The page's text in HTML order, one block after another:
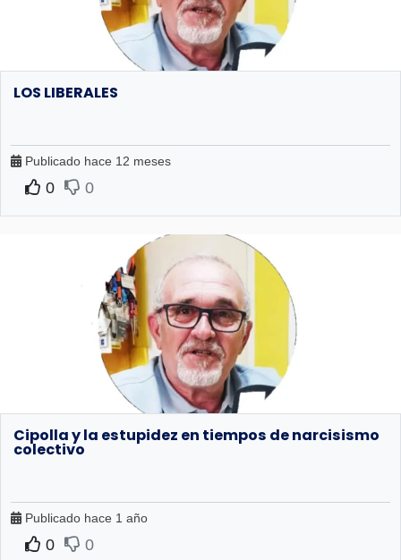
LOS LIBERALES
Publicado hace 12 meses
0 0
Cipolla y la estupidez en tiempos de narcisismo
colectivo
Publicado hace 1 año
0 0